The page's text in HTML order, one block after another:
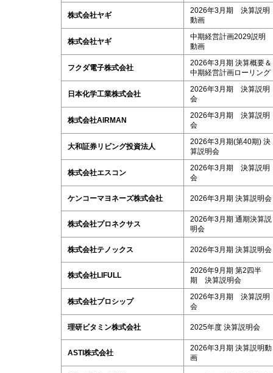
株式会社ヤギ
2026年3月期 決算説明
動画
株式会社ヤギ
中期経営計画2029説明
動画
フクダ電子株式会社
2026年3月期 決算概要＆
中期経営計画ローリング
日本化学工業株式会社
2026年3月期 決算説明
会
株式会社AIRMAN
2026年3月期 決算説明
会
大和証券リビング投資法人
2026年3月期(第40期) 決
算説明会
株式会社エスコン
2026年3月期 決算説明
会
ケンコーマヨネーズ株式会社 2026年3月期 決算説明会
株式会社プロネクサス
2026年3月期 通期決算説
明会
株式会社テノックス 2026年3月期 決算説明会
株式会社LIFULL
2026年9月期 第2四半
期 決算説明会
株式会社プロシップ
2026年3月期 決算説明
会
理研ビタミン株式会社 2025年度 決算説明会
ASTI株式会社
2026年3月期 決算説明動
画